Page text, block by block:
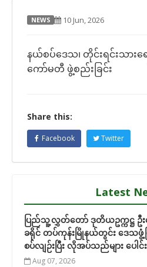
NEWS 10 Jun, 2026
နယ်စပ်ဒေသ၊ တိုင်းရင်းသားရေး
ကော်မတီ ဖွဲ့စည်းခြင်း
Share this:
Facebook Twitter
Latest
ပြည်သူ့လွှတ်တော် ဒုတိယဥက္ကဋ္ဌ ဦးမ
ခရိုင် တပ်ကုန်းမြိုနယ်တွင်း ဒေသဖွံ့ဖြို
စပ်လျဉ်းပြီး လိုအပ်သည်များ ပေါင်
Aug 07, 2026